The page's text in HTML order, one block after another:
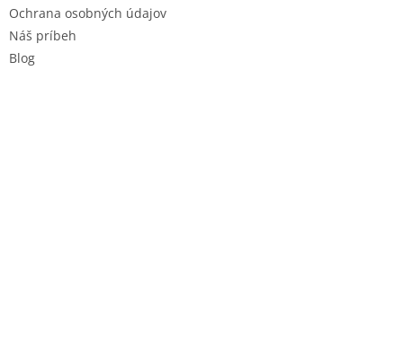
Ochrana osobných údajov
Náš príbeh
Blog